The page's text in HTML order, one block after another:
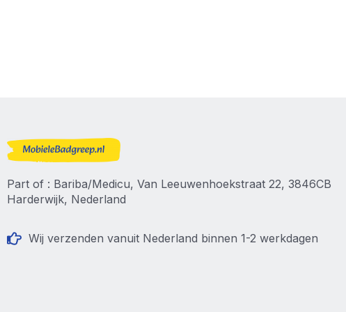
Part of : Bariba/Medicu, Van Leeuwenhoekstraat 22, 3846CB
Harderwijk, Nederland
Wij verzenden vanuit Nederland binnen 1-2 werkdagen